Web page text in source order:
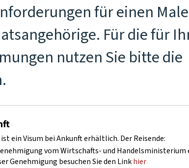
für einen
Für die für
nutzen Sie bitte die
ein Visum bei Ankunft erhältlich. Der Reisende:
vom Wirtschafts- und
Genehmigung besuchen Sie den Linkhier